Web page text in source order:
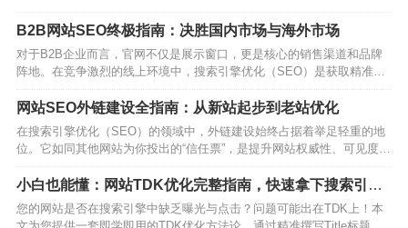
择。…
B2B网站SEO终极指南：决胜国内市场与海外市场
对于B2B企业而言，官网不仅是展示窗口，更是核心的销售渠道和品牌
阵地。在竞争激烈的线上环境中，搜索引擎优化（SEO）是获取精准客
户、降低获客成本的关键。然而，面对不同的市场，SEO的策略也大相
径庭。…
网站SEO外链建设全指南：从新站起步到老站优化
在搜索引擎优化（SEO）的领域中，外链建设始终占据着举足轻重的地
位。它如同其他网站为你投出的“信任票”，是提升网站权威性、可见度和
流量的关键引擎。无论是刚刚上线的新站，还是运营已久的老站，一套
科学的外链策略都至关重要。本文将从外链的核心作用出发，分别为新
站和老站提供一套完整、可操作的外链建设与优化方…
小白也能懂：网站TDK优化完整指南，快速拿下搜索引擎
第一印象
您的网站是否在搜索引擎中缺乏曝光与点击？问题可能出在TDK上！本